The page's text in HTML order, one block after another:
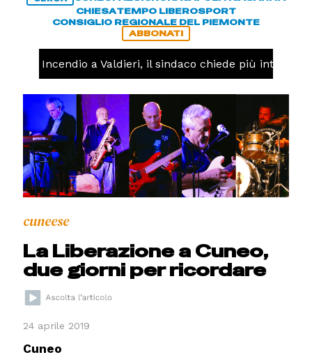
CHIESATEMPO LIBEROSPORT
CONSIGLIO REGIONALE DEL PIEMONTE
ABBONATI
Incendio a Valdieri, il sindaco chiede più
cuneese
La Liberazione a Cuneo,
due giorni per ricordare
24 aprile 2019
Cuneo